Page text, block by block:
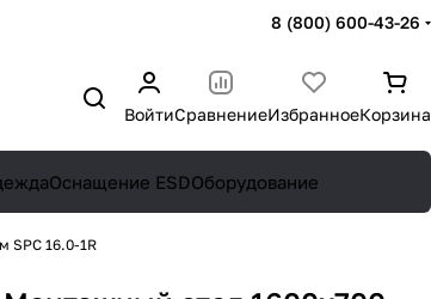
8 (800) 600-43-26
ВойтиСравнениеИзбранноеКорзина
Оснащение ESDОборудование
SPC 16.0-1R